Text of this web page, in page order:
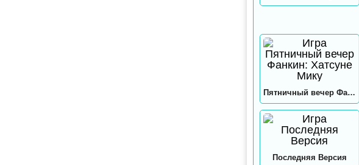
Пятничный вечер Фанкин: Хатсуне Мику
Последняя Версия